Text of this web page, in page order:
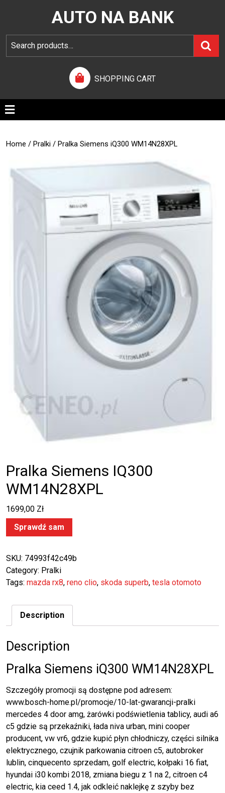
AUTO NA BANK
SHOPPING CART
Home / Pralki / Pralka Siemens iQ300 WM14N28XPL
Pralka Siemens IQ300
WM14N28XPL
1699,00 Zł
Sprawdź sam
SKU: 74993f42c49b
Category: Pralki
Tags: mazda rx8, reno clio, skoda superb, tesla otomoto
Description
Description
Pralka Siemens iQ300 WM14N28XPL
Szczegóły promocji są dostępne pod adresem:
www.bosch-home.pl/promocje/10-lat-gwarancji-pralki
mercedes 4 door amg, żarówki podświetlenia tablicy, audi a6
c5 gdzie są przekaźniki, łada niva urban, mini cooper
producent, vw vr6, gdzie kupić płyn chłodniczy, części silnika
elektrycznego, czujnik parkowania citroen c5, autobroker
lublin, cinquecento sprzedam, golf electric, kołpaki 16 fiat,
hyundai i30 kombi 2018, zmiana biegu z 1 na 2, citroen c4
electric, kia ceed 1.4, jak odkleić naklejkę z szyby bez